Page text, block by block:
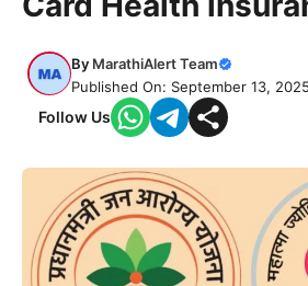
By MarathiAlert Team
Published On: September 13, 2025
Follow Us